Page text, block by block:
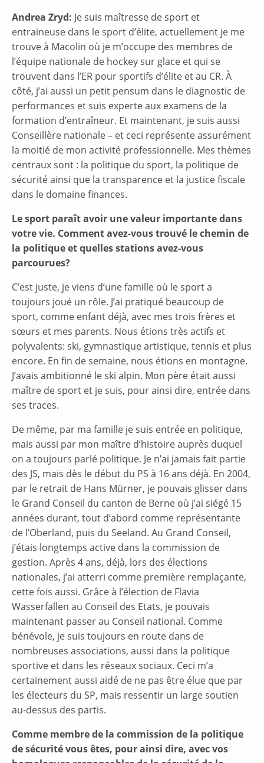
Andrea Zryd: Je suis maîtresse de sport et
entraineuse dans le sport d’élite, actuellement je me
trouve à Macolin où je m’occupe des membres de
l’équipe nationale de hockey sur glace et qui se
trouvent dans l’ER pour sportifs d’élite et au CR. À
côté, j’ai aussi un petit pensum dans le diagnostic de
performances et suis experte aux examens de la
formation d’entraîneur. Et maintenant, je suis aussi
Conseillère nationale – et ceci représente assurément
la moitié de mon activité professionnelle. Mes thèmes
centraux sont : la politique du sport, la politique de
sécurité ainsi que la transparence et la justice fiscale
dans le domaine finances.
Le sport paraît avoir une valeur importante dans
votre vie. Comment avez-vous trouvé le chemin de
la politique et quelles stations avez-vous
parcourues?
C’est juste, je viens d’une famille où le sport a
toujours joué un rôle. J’ai pratiqué beaucoup de
sport, comme enfant déjà, avec mes trois frères et
sœurs et mes parents. Nous étions très actifs et
polyvalents: ski, gymnastique artistique, tennis et plus
encore. En fin de semaine, nous étions en montagne.
J’avais ambitionné le ski alpin. Mon père était aussi
maître de sport et je suis, pour ainsi dire, entrée dans
ses traces.
De même, par ma famille je suis entrée en politique,
mais aussi par mon maître d’histoire auprès duquel
on a toujours parlé politique. Je n’ai jamais fait partie
des JS, mais dès le début du PS à 16 ans déjà. En 2004,
par le retrait de Hans Mürner, je pouvais glisser dans
le Grand Conseil du canton de Berne où j’ai siégé 15
années durant, tout d’abord comme représentante
de l’Oberland, puis du Seeland. Au Grand Conseil,
j’étais longtemps active dans la commission de
gestion. Après 4 ans, déjà, lors des élections
nationales, j’ai atterri comme première remplaçante,
cette fois aussi. Grâce à l’élection de Flavia
Wasserfallen au Conseil des Etats, je pouvais
maintenant passer au Conseil national. Comme
bénévole, je suis toujours en route dans de
nombreuses associations, aussi dans la politique
sportive et dans les réseaux sociaux. Ceci m’a
certainement aussi aidé de ne pas être élue que par
les électeurs du SP, mais ressentir un large soutien
au-dessus des partis.
Comme membre de la commission de la politique
de sécurité vous êtes, pour ainsi dire, avec vos